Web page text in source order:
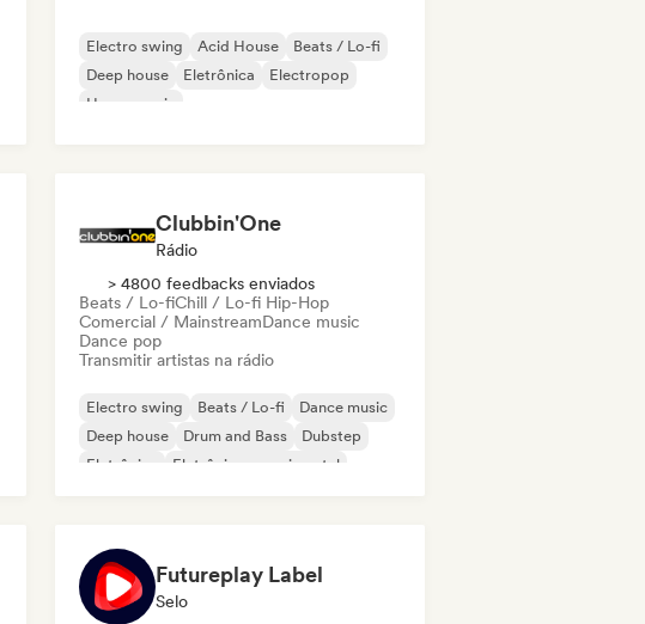
Electro swing Acid House
Beats / Lo-fi
Deep house
Eletrônica
Electropop
House music
Clubbin'One
Rádio
> 4800 feedbacks enviados
Beats / Lo-fiChill / Lo-fi Hip-Hop
Comercial / MainstreamDance music
Dance pop
Transmitir artistas na rádio
Electro swing Beats / Lo-fi
Dance music
Deep house
Drum and Bass
Dubstep
Eletrônica
Eletrônica experimental
Futureplay Label
Selo